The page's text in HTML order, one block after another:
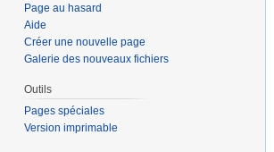
Page au hasard
Aide
Créer une nouvelle page
Galerie des nouveaux fichiers
Outils
Pages spéciales
Version imprimable